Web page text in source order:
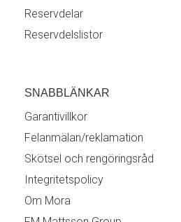
Reservdelar
Reservdelslistor
SNABBLÄNKAR
Garantivillkor
Felanmälan/reklamation
Skötsel och rengöringsråd
Integritetspolicy
Om Mora